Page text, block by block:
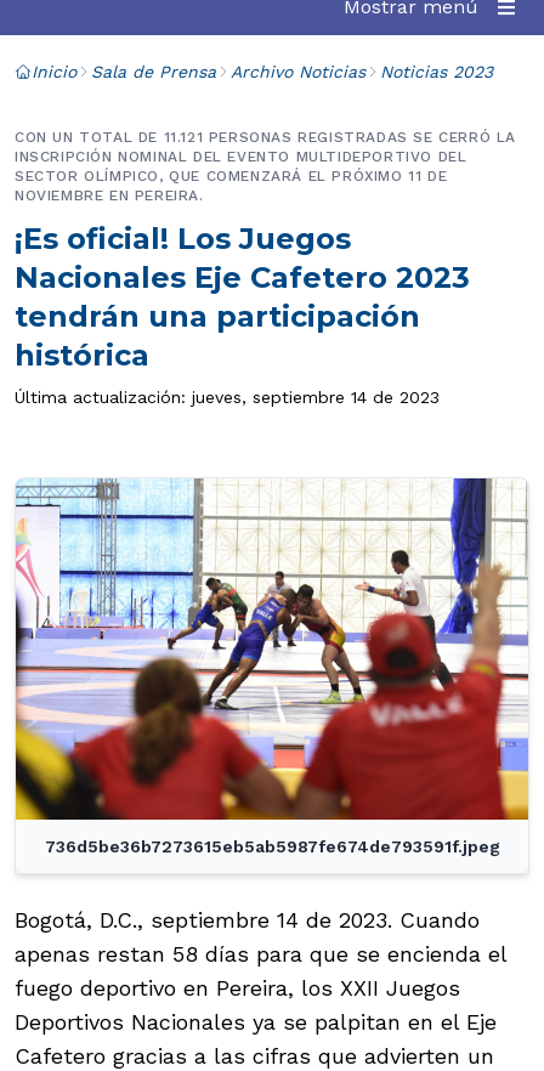
Mostrar menú
Inicio Sala de Prensa Archivo Noticias Noticias 2023
¡Es oficial! Los Juegos
Nacionales Eje Cafetero 2023
tendrán una participación
histórica
CON UN TOTAL DE 11.121 PERSONAS REGISTRADAS SE CERRÓ LA
INSCRIPCIÓN NOMINAL DEL EVENTO MULTIDEPORTIVO DEL
SECTOR OLÍMPICO, QUE COMENZARÁ EL PRÓXIMO 11 DE
NOVIEMBRE EN PEREIRA.
Última actualización: jueves, septiembre 14 de 2023
736d5be36b7273615eb5ab5987fe674de793591f.jpeg
Bogotá, D.C., septiembre 14 de 2023. Cuando
apenas restan 58 días para que se encienda el
fuego deportivo en Pereira, los XXII Juegos
Deportivos Nacionales ya se palpitan en el Eje
Cafetero gracias a las cifras que advierten un